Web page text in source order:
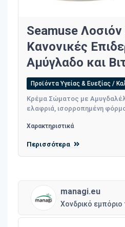
Seamuse
Κανονικές
Αμύγλαδο και
Προϊόντα Υγείας & Ευεξίας /
Κρέμα Σώματος με
ελαφριά, ισορροπημένη
Χαρακτηριστικά
Περισσότερα
managi.eu
Χονδρικό